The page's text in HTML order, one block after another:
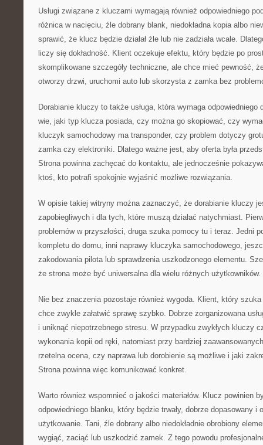
Usługi związane z kluczami wymagają również odpowiedniego
różnica w nacięciu, źle dobrany blank, niedokładna kopia albo
sprawić, że klucz będzie działał źle lub nie zadziała wcale.
liczy się dokładność. Klient oczekuje efektu, który będzie po
skomplikowane szczegóły techniczne, ale chce mieć pewność,
otworzy drzwi, uruchomi auto lub skorzysta z zamka bez
Dorabianie kluczy to także usługa, która wymaga
wie, jaki typ klucza posiada, czy można go skopiować, czy
kluczyk samochodowy ma transponder, czy problem dotyczy
zamka czy elektroniki. Dlatego ważne jest, aby oferta była
Strona powinna zachęcać do kontaktu, ale jednocześnie
ktoś, kto potrafi spokojnie wyjaśnić możliwe rozwiązania.
W opisie takiej witryny można zaznaczyć, że dorabianie kluczy
zapobiegliwych i dla tych, które muszą działać natychmiast.
problemów w przyszłości, druga szuka pomocy tu i teraz. Jedni
kompletu do domu, inni naprawy kluczyka samochodowego,
zakodowania pilota lub sprawdzenia uszkodzonego elementu.
że strona może być uniwersalna dla wielu różnych użytkowników.
Nie bez znaczenia pozostaje również wygoda. Klient, który
chce zwykle załatwić sprawę szybko. Dobrze zorganizowana
i uniknąć niepotrzebnego stresu. W przypadku zwykłych kluczy
wykonania kopii od ręki, natomiast przy bardziej
rzetelna ocena, czy naprawa lub dorobienie są możliwe i jaki
Strona powinna więc komunikować konkret.
Warto również wspomnieć o jakości materiałów. Klucz powinien
odpowiedniego blanku, który będzie trwały, dobrze dopasowany i
użytkowanie. Tani, źle dobrany albo niedokładnie obrobiony
wygiąć, zaciąć lub uszkodzić zamek. Z tego powodu